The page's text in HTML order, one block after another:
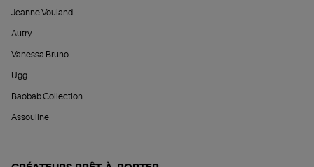
Jeanne Vouland
Autry
Vanessa Bruno
Ugg
Baobab Collection
Assouline